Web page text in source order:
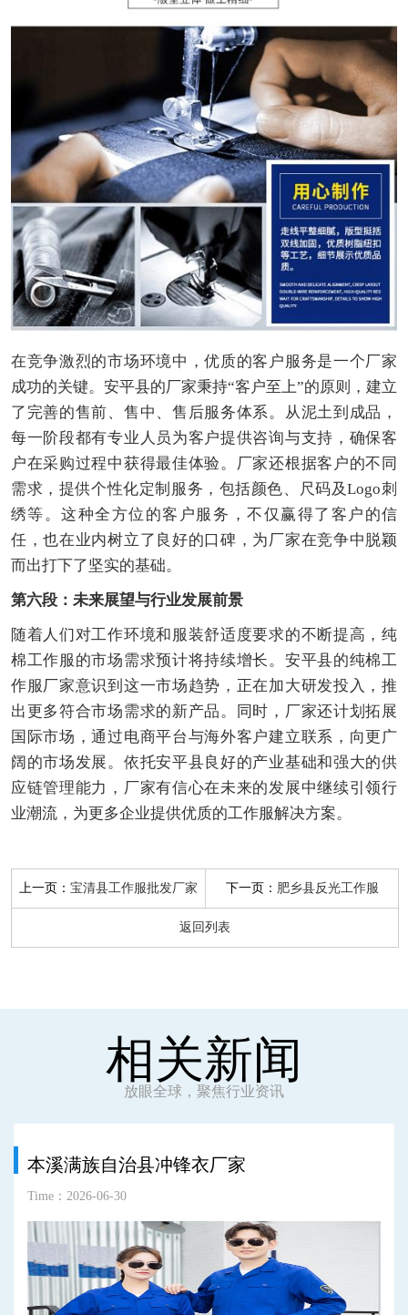
在竞争激烈的市场环境中，优质的客户服务是一个厂家
成功的关键。安平县的厂家秉持“客户至上”的原则，建立
了完善的售前、售中、售后服务体系。从泥土到成品，
每一阶段都有专业人员为客户提供咨询与支持，确保客
户在采购过程中获得最佳体验。厂家还根据客户的不同
需求，提供个性化定制服务，包括颜色、尺码及Logo刺
绣等。这种全方位的客户服务，不仅赢得了客户的信
任，也在业内树立了良好的口碑，为厂家在竞争中脱颖
而出打下了坚实的基础。
第六段：未来展望与行业发展前景
随着人们对工作环境和服装舒适度要求的不断提高，纯
棉工作服的市场需求预计将持续增长。安平县的纯棉工
作服厂家意识到这一市场趋势，正在加大研发投入，推
出更多符合市场需求的新产品。同时，厂家还计划拓展
国际市场，通过电商平台与海外客户建立联系，向更广
阔的市场发展。依托安平县良好的产业基础和强大的供
应链管理能力，厂家有信心在未来的发展中继续引领行
业潮流，为更多企业提供优质的工作服解决方案。
上一页：宝清县工作服批发厂家 下一页： 肥乡县反光工作服
返回列表
相关新闻
放眼全球，聚焦行业资讯
本溪满族自治县冲锋衣厂家
Time：2026-06-30